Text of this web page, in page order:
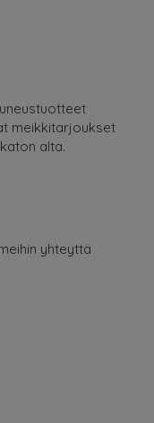
meikkitarjoukset
alta.
yhteyttä